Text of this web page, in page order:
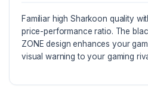
Familiar high Sharkoon quality
price-performance ratio. The
ZONE design enhances your
visual warning to your gaming